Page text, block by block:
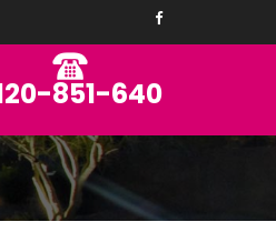
851-640